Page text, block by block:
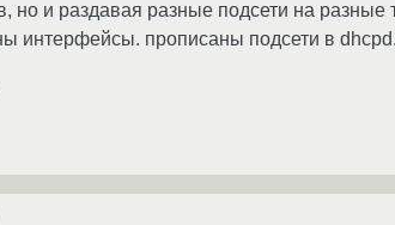
но и раздавая разные подсети на
интерфейсы. прописаны подсети в